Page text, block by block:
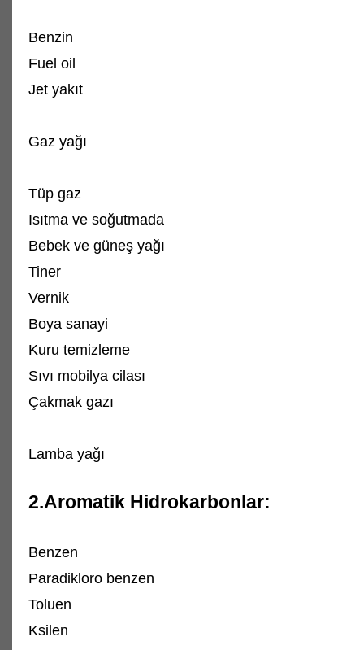
Benzin
Fuel oil
Jet yakıt
Gaz yağı
Tüp gaz
Isıtma ve soğutmada
Bebek ve güneş yağı
Tiner
Vernik
Boya sanayi
Kuru temizleme
Sıvı mobilya cilası
Çakmak gazı
Lamba yağı
2.Aromatik Hidrokarbonlar:
Benzen
Paradikloro benzen
Toluen
Ksilen